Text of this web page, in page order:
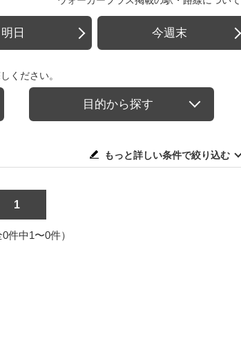
明日 今週末
ください。
目的から探す
もっと詳しい条件で絞り込む
1
件中1〜0件）